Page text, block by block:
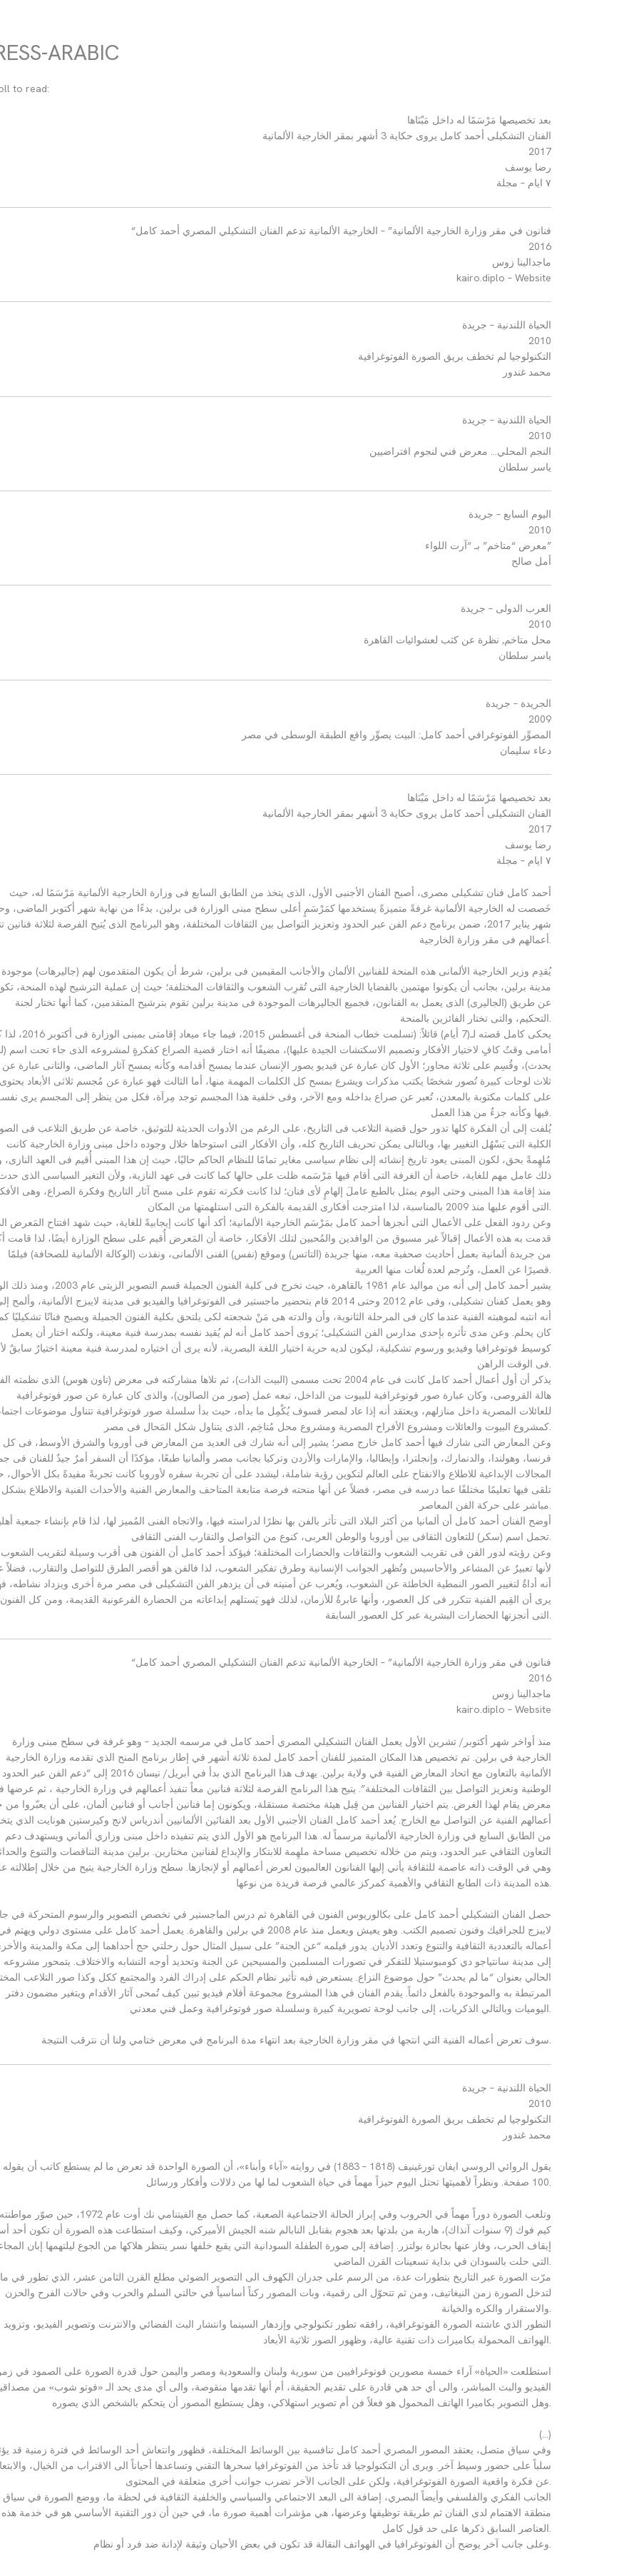
ARABIC
to read:
بعد تخصيصها مَرْسَمًا له داخل مَبْنَاها
الفنان التشكيلى أحمد كامل يروى حكاية
أشهر بمقر الخارجية الألمانية
2017
رضا يوسف
٧ ايام
– مجلة
“ فنانون في مقر وزارة الخارجية الألمانية” – الخارجية الألمانية تدعم الفنان التشكيلي المصري أحمد كامل
2016
ماجدالينا زوس
kairo.diplo – Website
الحياة اللندنية – جريدة
2010
التكنولوجيا لم تخطف بريق الصورة الفوتوغرافية
محمد غندور
الحياة اللندنية – جريدة
2010
النجم المحلي
معرض فني لنجوم افتراضيين
ياسر سلطان
اليوم السابع – جريدة
2010
معرض “متاخم” بـ “آرت اللواء
”
أمل صالح
العرب الدولى – جريدة
2010
ﻣﺤﻞ ﻣﺘﺎﺧﻢ, ﻧﻈﺮة ﻋﻦ ﻛﺜﺐ ﻟﻌﺸﻮاﺋﻴﺎت اﻟﻘﺎﻫﺮة
ﻳﺎسر ﺳﻠﻄﺎﻥ
الجريدة – جريدة
2009
المصوِّر الفوتوغرافي أحمد كامل: البيت يصوِّر واقع الطبقة الوسطى في مصر
دعاء سليمان
بعد تخصيصها مَرْسَمًا له داخل مَبْنَاها
الفنان التشكيلى أحمد كامل يروى حكاية
أشهر بمقر الخارجية الألمانية
2017
رضا يوسف
٧ ايام
– مجلة
أحمد كامل فنان تشكيلى مصرى، أصبح الفنان الأجنبى الأول، الذى يتخذ من الطابق السابع فى وزارة الخارجية الألمانية مَرْسَمًا له، حيث
خَصصت له الخارجية الألمانية غرفةً متميزةً يستخدمها كمَرْسَمٍ أعلى سطح مبنى الوزارة فى برلين، بدءًا من نهاية شهر أكتوبر الماضى،
شهر يناير
، ضمن برنامج دعم الفن عبر الحدود وتعزيز التواصل بين الثقافات المختلفة، وهو البرنامج الذى يُتيح الفرصة لثلاثة فنانين
أعمالهم فى مقر وزارة الخارجية
يُقدِم وزير الخارجية الألمانى هذه المنحة للفنانين الألمان والأجانب المقيمين فى برلين، شرط أن يكون المتقدمون لهم (جاليرهات)
مدينة برلين، بجانب أن يكونوا مهتمين بالقضايا الخارجية التى تُقرِب الشعوب والثقافات المختلفة؛ حيث إن عملية الترشيح لهذه المنحة،
عن طريق (الجاليرى) الذى يعمل به الفنانون، فجميع الجاليرهات الموجودة فى مدينة برلين تقوم بترشيح المتقدمين، كما أنها تختار لجنة
التحكيم، والتى تختار الفائزين بالمنحة.
يحكى كامل قصته لـ(7 أيام) قائلاً: (تسلمت خطاب المنحة فى أغسطس ، فيما جاء ميعاد إقامتى بمبنى الوزارة فى أكتوبر
، لذا
أمامى وقتٌ كافٍ لاختيار الأفكار وتصميم الاسكتشات الجيدة عليها)، مضيفًا أنه اختار قضية الصراع كفكرةٍ لمشروعه الذى جاء تحت اسم (
يحدث)، وقُسِم على ثلاثة محاور؛ الأول كان عبارة عن فيديو يصور الإنسان عندما يمسح أقدامه وكأنه يمسح آثار الماضى، والثانى عبارة عن
ثلاث لوحات كبيرة تُصور شخصًا يكتب مذكرات ويشرع بمسح كل الكلمات المهمة منها، أما الثالث فهو عبارة عن مُجسم ثلاثى الأبعاد يحتوى
على كلمات مكتوبة بالمعدن، تُعبر عن صراع بداخله ومع الآخر، وفى خلفية هذا المجسم توجد مِرآة، فكل من ينظر إلى المجسم يرى
فيها وكأنه جزءٌ من هذا العمل.
يُلفت إلى أن الفكرة كلها تدور حول قضية التلاعب فى التاريخ، على الرغم من الأدوات الحديثة للتوثيق، خاصة عن طريق التلاعب فى
الكلية التى يَسْهُل التغيير بها، وبالتالى يمكن تحريف التاريخ كله، وأن الأفكار التى استوحاها خلال وجوده داخل مبنى وزارة الخارجية كانت
مُلهِمةً بحق، لكون المبنى يعود تاريخ إنشائه إلى نظام سياسى مغاير تمامًا للنظام الحاكم حاليًا، حيث إن هذا المبنى أُقيم فى العهد
ذلك عامل مهم للغاية، خاصة أن الغرفة التى أقام فيها مَرْسَمه ظلت على حالها كما كانت فى عهد النازية، ولأن التغير السياسى الذى
منذ إقامة هذا المبنى وحتى اليوم يمثل بالطبع عاملَ إلهامٍ لأى فنان؛ لذا كانت فكرته تقوم على مسح آثار التاريخ وفكرة الصراع، وهى
التى أقوم عليها منذ
بالمناسبة، لذا امتزجت أفكارى القديمة بالفكرة التى استلهمتها من المكان
.
وعن ردود الفعل على الأعمال التى أنجزها أحمد كامل بمَرْسَم الخارجية الألمانية؛ أكد أنها كانت إيجابيةً للغاية، حيث شهد افتتاح المَعرض
قدمت به هذه الأعمال إقبالاً غير مسبوق من الوافدين والمُحبين لتلك الأفكار، خاصة أن المَعرض أُقيم على سطح الوزارة أيضًا، لذا قامت
من جريدة ألمانية بعمل أحاديث صحفية معه، منها جريدة (التاتس) وموقع (نفس) الفنى الألمانى، ونفذت (الوكالة الألمانية للصحافة) فيلمًا
قصيرًا عن العمل، وتُرجم لعدة لُغات منها العربية.
يشير أحمد كامل إلى أنه من مواليد عام
بالقاهرة، حيث تخرج فى كلية الفنون الجميلة قسم التصوير الزيتى عام
، ومنذ ذلك
وهو يعمل كفنان تشكيلى، وفى عام
وحتى
قام بتحضير ماجستير فى الفوتوغرافيا والفيديو فى مدينة لايبزج الألمانية، وألمح
أنه انتبه لموهبته الفنية عندما كان فى المرحلة الثانوية، وأن والدته هى مَنْ شجعته لكى يلتحق بكلية الفنون الجميلة ويصبح فنانًا تشكيليًا
كان يحلم. وعن مدى تأثره بإحدى مدارس الفن التشكيلى؛ يَروى أحمد كامل أنه لم يُقيد نفسه بمدرسة فنية معينة، ولكنه اختار أن يعمل
كوسيط فوتوغرافيا وفيديو ورسوم تشكيلية، ليكون لديه حرية اختيار اللغة البصرية، لأنه يرى أن اختياره لمدرسة فنية معينة اختيارٌ سابقٌ
فى الوقت الراهن.
يذكر أن أول أعمال أحمد كامل كانت فى عام
تحت مسمى (البيت الذات)، ثم تلاها مشاركته فى معرض (تاون هوس) الذى نظمته
هالة القروصى، وكان عبارة صور فوتوغرافية للبيوت من الداخل، تبعه عمل (صور من الصالون)، والذى كان عبارة عن صور فوتوغرافية
للعائلات المصرية داخل منازلهم، ويعتقد أنه إذا عاد لمصر فسوف يُكْمِل ما بدأه، حيث بدأ سلسلة صور فوتوغرافية تتناول موضوعات
كمشروع البيوت والعائلات ومشروع الأفراح المصرية ومشروع محل مُتاخِم، الذى يتناول شكل المَحال فى مصر.
وعن المعارض التى شارك فيها أحمد كامل خارج مصر؛ يشير إلى أنه شارك فى العديد من المعارض فى أوروبا والشرق الأوسط، فى
فرنسا، وهولندا، والدنمارك، وإنجلترا، وإيطاليا، والإمارات والأردن وتركيا بجانب مصر وألمانيا طبعًا، مؤكدًا أن السفر أمرٌ جيدٌ للفنان فى
المجالات الإبداعية للاطلاع والانفتاح على العالم لتكوين رؤية شاملة، ليشدد على أن تجربة سفره لأوروبا كانت تجربةً مفيدةً بكل
تلقى فيها تعليمًا مختلفًا عما درسه فى مصر، فضلاً عن أنها منحته فرصة متابعة المتاحف والمعارض الفنية والأحداث الفنية والاطلاع بشكل
مباشر على حركة الفن المعاصر.
أوضح الفنان أحمد كامل أن ألمانيا من أكثر البلاد التى تأثر بالفن بها نظرًا لدراسته فيها، والاتجاه الفنى المُميز لها، لذا قام بإنشاء جمعية
تحمل اسم (سكر ) للتعاون الثقافى بين أوروبا والوطن العربى، كنوع من التواصل والتقارب الفنى الثقافى
.
وعن رؤيته لدور الفن فى تقريب الشعوب والثقافات والحضارات المختلفة؛ فيؤكد أحمد كامل أن الفنون هى أقرب وسيلة لتقريب الشعوب
لأنها تعبيرٌ عن المشاعر والأحاسيس وتُظهر الجوانب الإنسانية وطرق تفكير الشعوب، لذا فالفن هو أقصر الطرق للتواصل والتقارب، فضلاً
أنه أداةٌ لتغيير الصور النمطية الخاطئة عن الشعوب، ويُعرب عن أمنيته فى أن يزدهر الفن التشكيلى فى مصر مرة أخرى ويزداد نشاطه،
يرى أن القِيم الفنية تتكرر فى كل العصور، وأنها عابرةٌ للأزمان، لذلك فهو يَستلهم إبداعاته من الحضارة الفرعونية القديمة، ومن كل الفنون
التى أنجزتها الحضارات البشرية عبر كل العصور السابقة.
“ فنانون في مقر وزارة الخارجية الألمانية” – الخارجية الألمانية تدعم الفنان التشكيلي المصري أحمد كامل
2016
ماجدالينا زوس
kairo.diplo – Website
منذ أواخر شهر أكتوبر / تشرين الأول يعمل الفنان التشكيلي المصري أحمد كامل في مرسمه الجديد – وهو غرفة في سطح مبنى وزارة
الخارجية في برلين. تم تخصيص هذا المكان المتميز للفنان أحمد كامل لمدة ثلاثة أشهر في إطار برنامج المنح الذي تقدمه وزارة الخارجية
الألمانية بالتعاون مع اتحاد المعارض الفنية في ولاية برلين. يهدف هذا البرنامج الذي بدأ في أبريل/ نيسان إلى “دعم الفن عبر الحدود
الوطنية وتعزيز التواصل بين الثقافات المختلفة”. يتيح هذا البرنامج الفرصة لثلاثة فنانين معاً تنفيذ أعمالهم في وزارة الخارجية ، ثم عرضها
معرض يقام لهذا الغرض. يتم اختيار الفنانين من قِبل هيئة مختصة مستقلة، ويكونون إما فنانين أجانب أو فنانين ألمان، على أن يعبّروا من
أعمالهم الفنية عن التواصل مع الخارج.يُعد أحمد كامل الفنان الأجنبي الأول بعد الفنانَين الألمانيين أندرياس لانج وكيرستين هونايت الذي
من الطابق السابع في وزارة الخارجية الألمانية مرسماً له. هذا البرنامج هو الأول الذي يتم تنفيذه داخل مبنى وزاري ألماني ويستهدف دعم
التعاون الثقافي عبر الحدود، ويتم من خلاله تخصيص مساحة ملهِمة للابتكار والإبداع لفنانين مختارين. برلين مدينة التناقضات والتنوع
وهي في الوقت ذاته عاصمة للثقافة يأتي إليها الفنانون العالميون لعرض أعمالهم أو لإنجازها. سطح وزارة الخارجية يتيح من خلال إطلالته
هذه المدينة ذات الطابع الثقافي والأهمية كمركز عالمي فرصة فريدة من نوعها.
حصل الفنان التشكيلي أحمد كامل على بكالوريوس الفنون في القاهرة ثم درس الماجستير في تخصص التصوير والرسوم المتحركة في
لايبزج للجرافيك وفنون تصميم الكتب. وهو يعيش ويعمل منذ عام في برلين والقاهرة. يعمل أحمد كامل على مستوى دولي ويهتم
أعماله بالتعددية الثقافية والتنوع وتعدد الأديان. يدور فيلمه “عن الجنة” على سبيل المثال حول رحلتي حج أحداهما إلى مكة والمدينة
إلى مدينة سانتياجو دي كومبوستيلا للتفكر في تصورات المسلمين والمسيحين عن الجنة وتحديد أوجه التشابه والاختلاف. يتمحور مشروعه
الحالي بعنوان “ما لم يحدث” حول موضوع النزاع. يستعرض فيه تأثير نظام الحكم على إدراك الفرد والمجتمع ككل وكذا صور التلاعب
المرتبطة به والموجودة بالفعل دائماً. يقدم الفنان في هذا المشروع مجموعة أفلام فيديو تبين كيف تُمحى آثار الأقدام ويتغير مضمون دفتر
اليوميات وبالتالي الذكريات، إلى جانب لوحة تصويرية كبيرة وسلسلة صور فوتوغرافية وعمل فني معدني.
سوف تعرض أعماله الفنية التي انتجها في مقر وزارة الخارجية بعد انتهاء مدة البرنامج في معرض ختامي ولنا أن نترقب النتيجة.
الحياة اللندنية – جريدة
2010
التكنولوجيا لم تخطف بريق الصورة الفوتوغرافية
محمد غندور
يقول الروائي الروسي ايفان تورغينيف (1818 – 1883) في روايته «آباء وأبناء»، أن الصورة الواحدة قد تعرض ما لم يستطع كاتب أن
100 صفحة. ونظراً لأهميتها تحتل اليوم حيزاً مهماً في حياة الشعوب لما لها من دلالات وأفكار ورسائل .
وتلعب الصورة دوراً مهماً في الحروب وفي إبراز الحالة الاجتماعية الصعبة، كما حصل مع الفيتنامي نك أوت عام
، حين صوّر مواطنته
كيم فوك (9 سنوات آنذاك)، هاربة من بلدتها بعد هجوم بقنابل النابالم شنه الجيش الأميركي، وكيف استطاعت هذه الصورة أن تكون أحد
إيقاف الحرب، وفاز عنها بجائزة بولتزر . إضافة إلى صورة الطفلة السودانية التي يقبع خلفها نسر ينتظر هلاكها من الجوع ليلتهمها إبان
التي حلت بالسودان في بداية تسعينات القرن الماضي.
مرّت الصورة عبر التاريخ بتطورات عدة، من الرسم على جدران الكهوف الى التصوير الضوئي مطلع القرن الثامن عشر، الذي تطور في ما
لتدخل الصورة زمن النيغاتيف، ومن ثم تتحوّل الى رقمية، وبات المصور ركناً أساسياً في حالتي السلم والحرب وفي حالات الفرح والحزن
والاستقرار والكره والخيانة.
التطور الذي عاشته الصورة الفوتوغرافية، رافقه تطور تكنولوجي وإزدهار السينما وانتشار البث الفضائي والانترنت وتصوير الفيديو، وتزويد
الهواتف المحمولة بكاميرات ذات تقنية عالية، وظهور الصور ثلاثية الأبعاد.
استطلعت «الحياة» آراء خمسة مصورين فوتوغرافيين من سورية ولبنان والسعودية ومصر واليمن حول قدرة الصورة على الصمود في
الفيديو والبث المباشر، والى أي حد هي قادرة على تقديم الحقيقة، أم أنها تقدمها منقوصة، والى أي مدى يحد الـ «فوتو شوب» من
وهل التصوير بكاميرا الهاتف المحمول هو فعلاً فن أم تصوير استهلاكي، وهل يستطيع المصور أن يتحكم بالشخص الذي يصوره.
(…)
وفي سياق متصل، يعتقد المصور المصري أحمد كامل تنافسية بين الوسائط المختلفة، فظهور وانتعاش أحد الوسائط في فترة زمنية قد
سلباً على حضور وسيط آخر . ويرى أن التكنولوجيا قد تأخذ من الفوتوغرافيا سحرها التقني وتساعدها أحياناً الى الاقتراب من الخيال،
عن فكرة واقعية الصورة الفوتوغرافية، ولكن على الجانب الآخر تضرب جوانب أخرى متعلقة في المحتوى.
الجانب الفكري والفلسفي وأيضاً البصري، إضافة الى البعد الاجتماعي والسياسي والخلفية الثقافية في لحظة ما، ووضع الصورة في سياق
منطقة الاهتمام لدى الفنان ثم طريقة توظيفها وعرضها، هي مؤشرات أهمية صورة ما، في حين أن دور التقنية الأساسي هو في خدمة هذه
العناصر السابق ذكرها على حد قول كامل.
وعلى جانب آخر يوضح أن الفوتوغرافيا في الهواتف النقالة قد تكون في بعض الأحيان وثيقة لإدانة ضد فرد أو نظام.